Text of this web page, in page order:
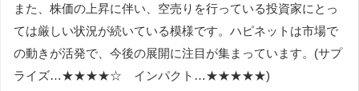
また、株価の上昇に伴い、空売りを行っている投資家にとっ
ては厳しい状況が続いている模様です。ハピネットは市場で
の動きが活発で、今後の展開に注目が集まっています。(サプ
ライズ…★★★★☆ インパクト…★★★★★)